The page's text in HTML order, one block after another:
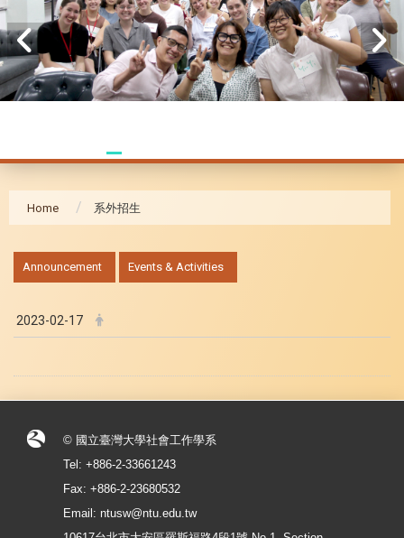
Home 系外招生
Announcement Events & Activities
2023-02-17
© 國立臺灣大學社會工作學系
Tel: +886-2-33661243
Fax: +886-2-23680532
Email: ntusw@ntu.edu.tw